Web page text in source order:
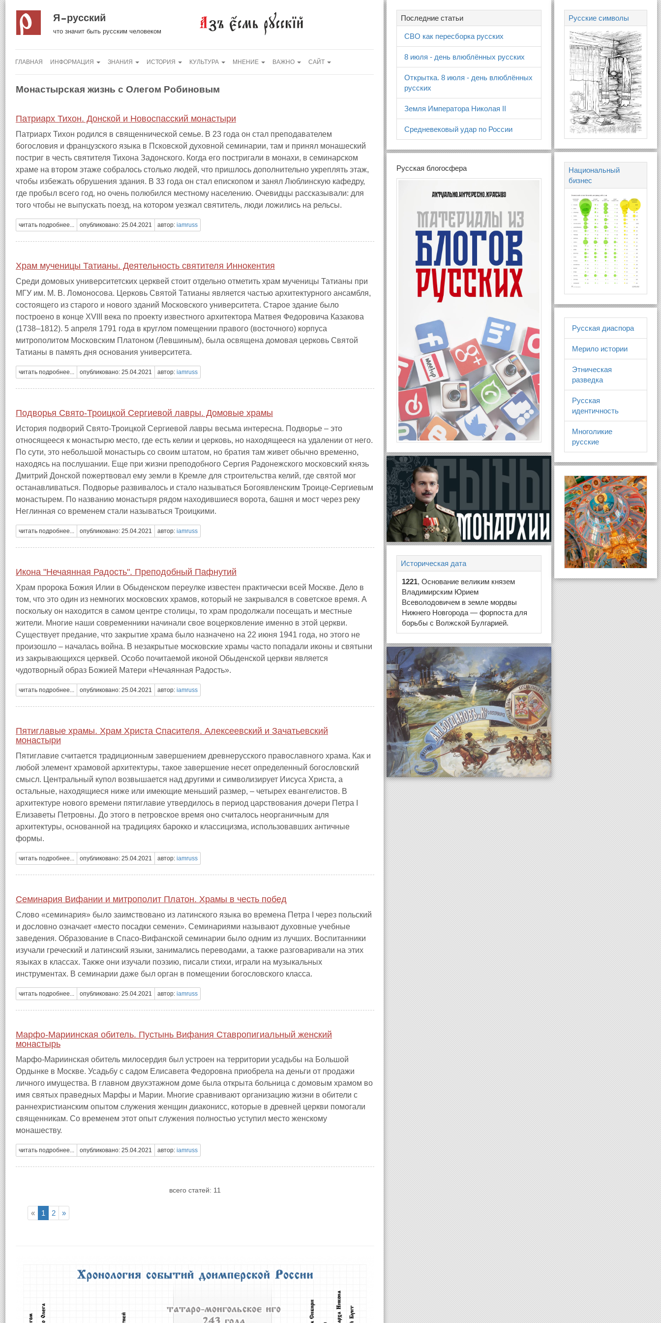
Я русский
что значит быть русским человеком
ГЛАВНАЯ ИНФОРМАЦИЯ ЗНАНИЯ ИСТОРИЯ КУЛЬТУРА МНЕНИЕ ВАЖНО САЙТ
Монастырская жизнь с Олегом Робиновым
Патриарх Тихон. Донской и Новоспасский монастыри
Патриарх Тихон родился в священнической семье. В 23 года он стал преподавателем
богословия и французского языка в Псковской духовной семинарии, там и принял монашеский
постриг в честь святителя Тихона Задонского. Когда его постригали в монахи, в семинарском
храме на втором этаже собралось столько людей, что пришлось дополнительно укреплять этаж,
чтобы избежать обрушения здания. В 33 года он стал епископом и занял Люблинскую кафедру,
где пробыл всего год, но очень полюбился местному населению. Очевидцы рассказывали: для
того чтобы не выпускать поезд, на котором уезжал святитель, люди ложились на рельсы.
читать подробнее... опубликовано: 25.04.2021 автор: iamruss
Храм мученицы Татианы. Деятельность святителя Иннокентия
Среди домовых университетских церквей стоит отдельно отметить храм мученицы Татианы при
МГУ им. М. В. Ломоносова. Церковь Святой Татианы является частью архитектурного ансамбля,
состоящего из старого и нового зданий Московского университета. Старое здание было
построено в конце XVIII века по проекту известного архитектора Матвея Федоровича Казакова
(1738–1812). 5 апреля 1791 года в круглом помещении правого (восточного) корпуса
митрополитом Московским Платоном (Левшиным), была освящена домовая церковь Святой
Татианы в память дня основания университета.
читать подробнее... опубликовано: 25.04.2021 автор: iamruss
Подворья Свято‑Троицкой Сергиевой лавры. Домовые храмы
История подворий Свято‑Троицкой Сергиевой лавры весьма интересна. Подворье – это
относящееся к монастырю место, где есть келии и церковь, но находящееся на удалении от него.
По сути, это небольшой монастырь со своим штатом, но братия там живет обычно временно,
находясь на послушании. Еще при жизни преподобного Сергия Радонежского московский князь
Дмитрий Донской пожертвовал ему земли в Кремле для строительства келий, где святой мог
останавливаться. Подворье развивалось и стало называться Богоявленским Троице‑Сергиевым
монастырем. По названию монастыря рядом находившиеся ворота, башня и мост через реку
Неглинная со временем стали называться Троицкими.
читать подробнее... опубликовано: 25.04.2021 автор: iamruss
Икона "Нечаянная Радость". Преподобный Пафнутий
Храм пророка Божия Илии в Обыденском переулке известен практически всей Москве. Дело в
том, что это один из немногих московских храмов, который не закрывался в советское время. А
поскольку он находится в самом центре столицы, то храм продолжали посещать и местные
жители. Многие наши современники начинали свое воцерковление именно в этой церкви.
Существует предание, что закрытие храма было назначено на 22 июня 1941 года, но этого не
произошло – началась война. В незакрытые московские храмы часто попадали иконы и святыни
из закрывающихся церквей. Особо почитаемой иконой Обыденской церкви является
чудотворный образ Божией Матери «Нечаянная Радость».
читать подробнее... опубликовано: 25.04.2021 автор: iamruss
Пятиглавые храмы. Храм Христа Спасителя. Алексеевский и Зачатьевский
монастыри
Пятиглавие считается традиционным завершением древнерусского православного храма. Как и
любой элемент храмовой архитектуры, такое завершение несет определенный богословский
смысл. Центральный купол возвышается над другими и символизирует Иисуса Христа, а
остальные, находящиеся ниже или имеющие меньший размер, – четырех евангелистов. В
архитектуре нового времени пятиглавие утвердилось в период царствования дочери Петра I
Елизаветы Петровны. До этого в петровское время оно считалось неорганичным для
архитектуры, основанной на традициях барокко и классицизма, использовавших античные
формы.
читать подробнее... опубликовано: 25.04.2021 автор: iamruss
Семинария Вифании и митрополит Платон. Храмы в честь побед
Слово «семинария» было заимствовано из латинского языка во времена Петра I через польский
и дословно означает «место посадки семени». Семинариями называют духовные учебные
заведения. Образование в Спасо‑Вифанской семинарии было одним из лучших. Воспитанники
изучали греческий и латинский языки, занимались переводами, а также разговаривали на этих
языках в классах. Также они изучали поэзию, писали стихи, играли на музыкальных
инструментах. В семинарии даже был орган в помещении богословского класса.
читать подробнее... опубликовано: 25.04.2021 автор: iamruss
Марфо‑Мариинская обитель. Пустынь Вифания Ставропигиальный женский
монастырь
Марфо‑Мариинская обитель милосердия был устроен на территории усадьбы на Большой
Ордынке в Москве. Усадьбу с садом Елисавета Федоровна приобрела на деньги от продажи
личного имущества. В главном двухэтажном доме была открыта больница с домовым храмом во
имя святых праведных Марфы и Марии. Многие сравнивают организацию жизни в обители с
раннехристианским опытом служения женщин диаконисс, которые в древней церкви помогали
священникам. Со временем этот опыт служения полностью уступил место женскому
монашеству.
читать подробнее... опубликовано: 25.04.2021 автор: iamruss
всего статей: 11
« 1 2 »
Последние статьи
СВО как пересборка русских
8 июля - день влюблённых русских
Открытка. 8 июля - день влюблённых
русских
Земля Императора Николая II
Средневековый удар по России
Русская блогосфера
Историческая дата
1221, Основание великим князем
Владимирским Юрием
Всеволодовичем в земле мордвы
Нижнего Новгорода — форпоста для
борьбы с Волжской Булгарией.
Русские символы
Национальный
бизнес
Русская диаспора
Мерило истории
Этническая
разведка
Русская
идентичность
Многоликие
русские